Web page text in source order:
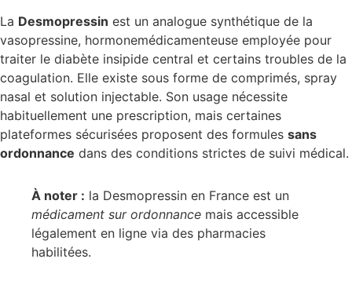
La Desmopressin est un analogue synthétique de la
vasopressine, hormonemédicamenteuse employée pour
traiter le diabète insipide central et certains troubles de la
coagulation. Elle existe sous forme de comprimés, spray
nasal et solution injectable. Son usage nécessite
habituellement une prescription, mais certaines
plateformes sécurisées proposent des formules sans
ordonnance dans des conditions strictes de suivi médical.
À noter : la Desmopressin en France est un
médicament sur ordonnance mais accessible
légalement en ligne via des pharmacies
habilitées.